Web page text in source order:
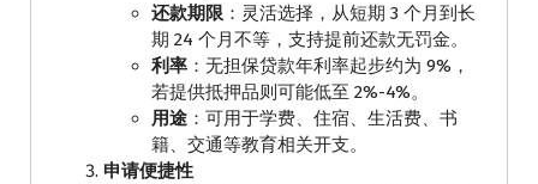
还款期限 ：灵活选择，从短期 3 个月到长
期 24 个月不等，支持提前还款无罚金。
利率 ：无担保贷款年利率起步约为 9%，
若提供抵押品则可能低至 2%-4%。
用途 ：可用于学费、住宿、生活费、书
籍、交通等教育相关开支。
申请便捷性